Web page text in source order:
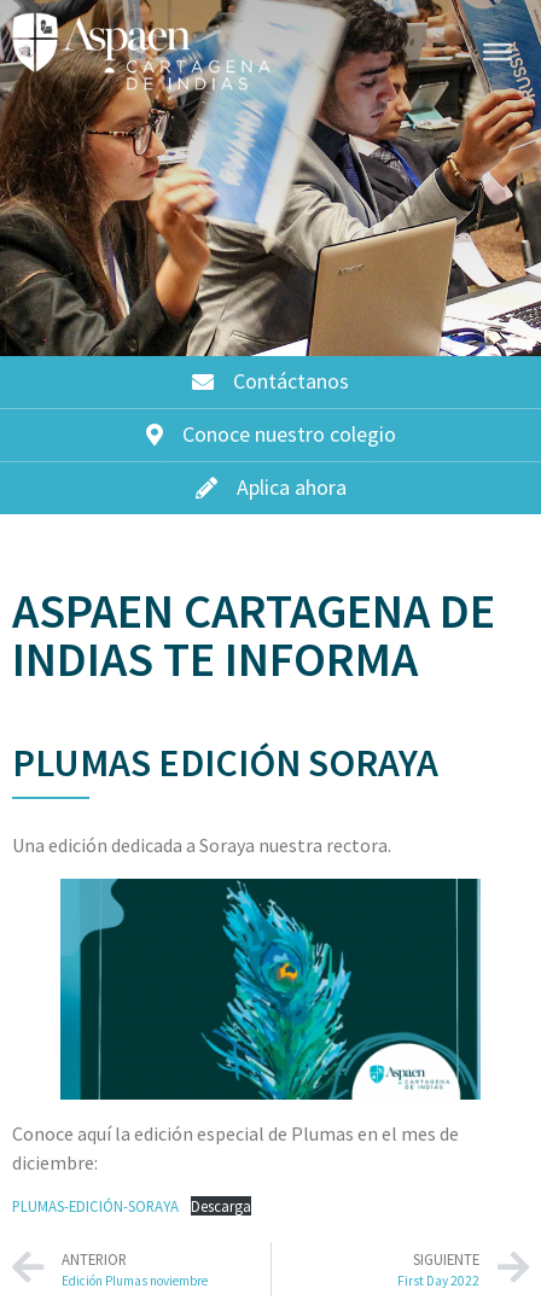
Contáctanos
Conoce nuestro colegio
Aplica ahora
ASPAEN CARTAGENA DE
INDIAS TE INFORMA
PLUMAS EDICIÓN SORAYA
Una edición dedicada a Soraya nuestra rectora.
Conoce aquí la edición especial de Plumas en el mes de
diciembre:
PLUMAS-EDICIÓN-SORAYA Descarga
ANTERIOR
Edición Plumas noviembre
SIGUIENTE
First Day 2022